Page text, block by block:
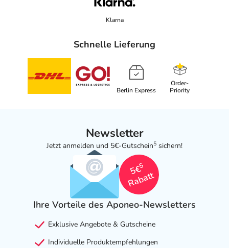
Klarna
Schnelle Lieferung
Berlin Express
Order-
Priority
Newsletter
Jetzt anmelden und 5€-Gutschein5 sichern!
5€
5
Rabatt
Ihre Vorteile des Aponeo-Newsletters
Exklusive Angebote & Gutscheine
Individuelle Produktempfehlungen